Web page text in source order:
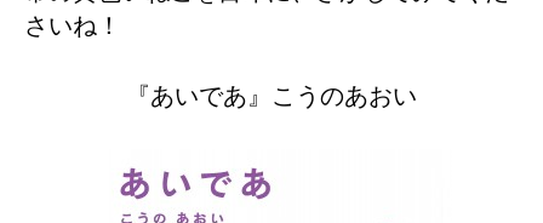
さいね！
『あいであ』こうのあおい